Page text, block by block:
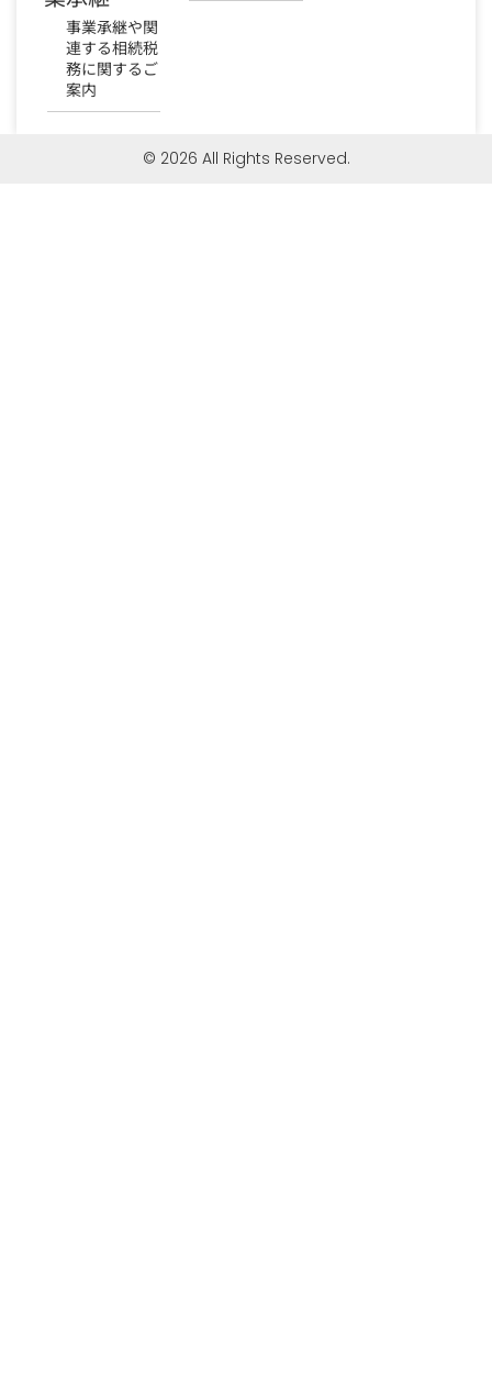
事業承継や関
連する相続税
務に関するご
案内
© 2026 All Rights Reserved.